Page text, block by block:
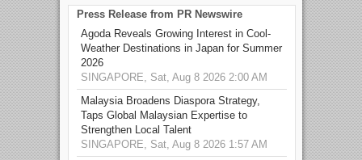
Press Release from PR Newswire
Agoda Reveals Growing Interest in Cool-
Weather Destinations in Japan for Summer
2026
SINGAPORE, Sat, Aug 8 2026 2:00 AM
Malaysia Broadens Diaspora Strategy,
Taps Global Malaysian Expertise to
Strengthen Local Talent
SINGAPORE, Sat, Aug 8 2026 1:57 AM